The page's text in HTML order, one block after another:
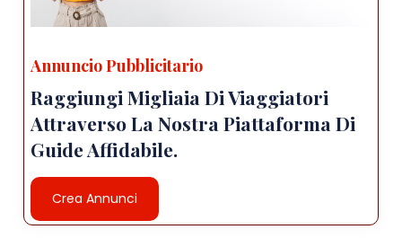
Annuncio Pubblicitario
Raggiungi Migliaia Di Viaggiatori
Attraverso La Nostra Piattaforma Di
Guide Affidabile.
Crea Annunci